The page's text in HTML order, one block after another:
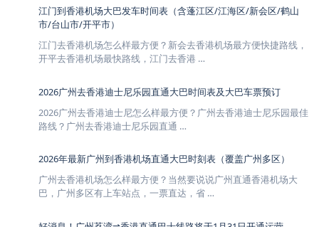
江门到香港机场大巴发车时间表（含蓬江区/江海区/新会区/鹤山
市/台山市/开平市）
江门去香港机场怎么样最方便？新会去香港机场最方便快捷路线，
开平去香港机场最快路线，江门去香港 …
2026广州去香港迪士尼乐园直通大巴时间表及大巴车票预订
2026广州去香港迪士尼怎么样最方便？广州去香港迪士尼乐园最佳
路线？广州去香港迪士尼乐园直通 …
2026年最新广州到香港机场直通大巴时刻表（覆盖广州多区）
广州去香港机场怎么样最方便？当然要说说广州直通香港机场大
巴，广州多区有上车站点，一票直达，省 …